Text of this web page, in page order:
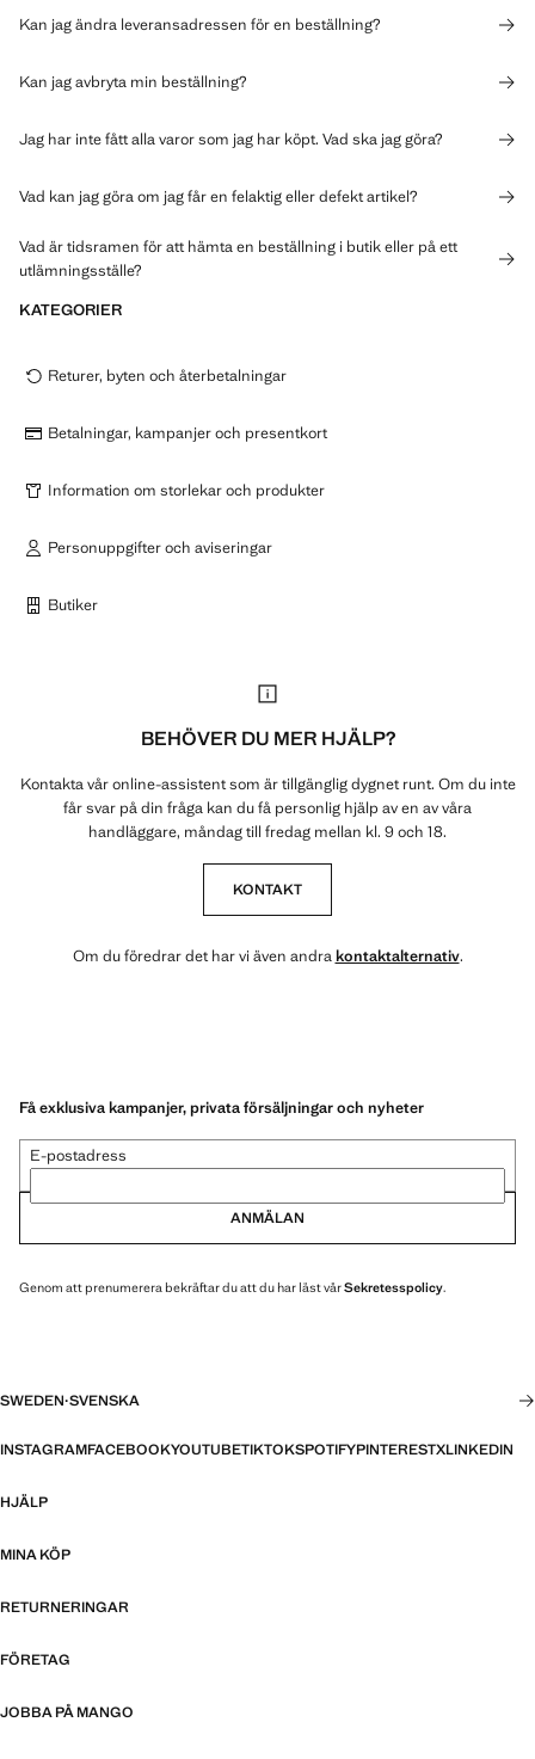
Kan jag ändra leveransadressen för en beställning?
Kan jag avbryta min beställning?
Jag har inte fått alla varor som jag har köpt. Vad ska jag göra?
Vad kan jag göra om jag får en felaktig eller defekt artikel?
Vad är tidsramen för att hämta en beställning i butik eller på ett
utlämningsställe?
KATEGORIER
Returer, byten och återbetalningar
Betalningar, kampanjer och presentkort
Information om storlekar och produkter
Personuppgifter och aviseringar
Butiker
BEHÖVER DU MER HJÄLP?
Kontakta vår online-assistent som är tillgänglig dygnet runt. Om du inte
får svar på din fråga kan du få personlig hjälp av en av våra
handläggare, måndag till fredag mellan kl. 9 och 18.
KONTAKT
Om du föredrar det har vi även andrakontaktalternativ.
Få exklusiva kampanjer, privata försäljningar och nyheter
E-postadress
ANMÄLAN
Genom att prenumerera bekräftar du att du har läst vårSekretesspolicy.
SWEDEN·SVENSKA
INSTAGRAMFACEBOOKYOUTUBETIKTOKSPOTIFYPINTERESTXLINKEDIN
HJÄLP
MINA KÖP
RETURNERINGAR
FÖRETAG
JOBBA PÅ MANGO